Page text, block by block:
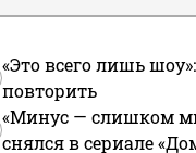
«Это всего лишь
повторить
«Минус — слишком
снялся в сериале